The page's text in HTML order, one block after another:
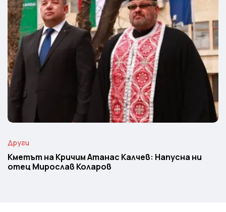
Други
Кметът на Кричим Атанас Калчев: Напусна ни
отец Мирослав Коларов